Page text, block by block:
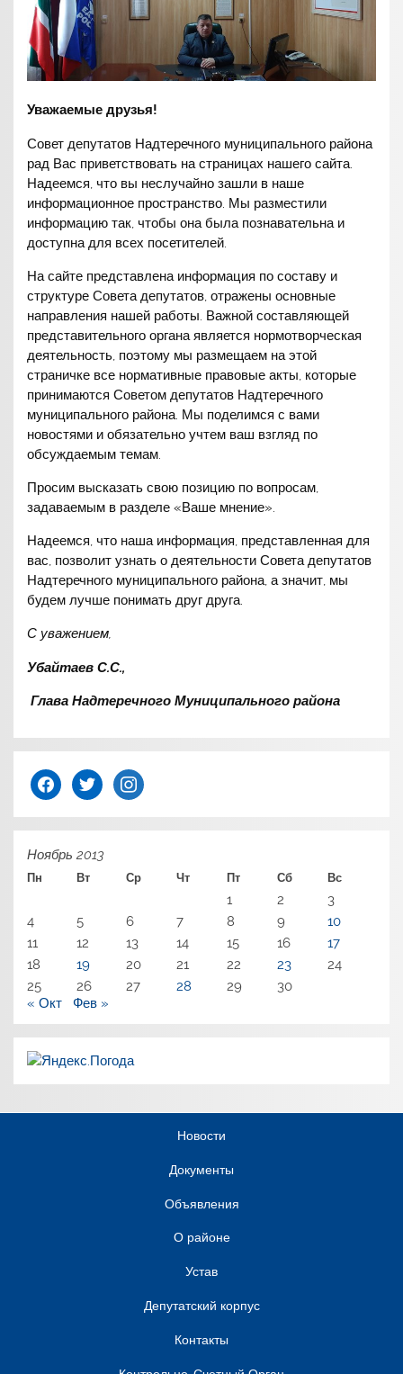
Уважаемые друзья!
Совет депутатов Надтеречного муниципального района
рад Вас приветствовать на страницах нашего сайта.
Надеемся, что вы неслучайно зашли в наше
информационное пространство. Мы разместили
информацию так, чтобы она была познавательна и
доступна для всех посетителей.
На сайте представлена информация по составу и
структуре Совета депутатов, отражены основные
направления нашей работы. Важной составляющей
представительного органа является нормотворческая
деятельность, поэтому мы размещаем на этой
страничке все нормативные правовые акты, которые
принимаются Советом депутатов Надтеречного
муниципального района. Мы поделимся с вами
новостями и обязательно учтем ваш взгляд по
обсуждаемым темам.
Просим высказать свою позицию по вопросам,
задаваемым в разделе «Ваше мнение».
Надеемся, что наша информация, представленная для
вас, позволит узнать о деятельности Совета депутатов
Надтеречного муниципального района, а значит, мы
будем лучше понимать друг друга.
С уважением,
Убайтаев С.С.,
Глава Надтеречного Муниципального района
facebooktwitter instagram
Ноябрь 2013
Пн Вт Ср Чт Пт Сб Вс
1 2
3
4
5 6 7 8 9
10
11
12 13 14 15 16
17
18
19 20 21 22 23
24
25
26 27 28 29
30
« Окт
Фев »
Новости
Документы
Объявления
О районе
Устав
Депутатский корпус
Контакты